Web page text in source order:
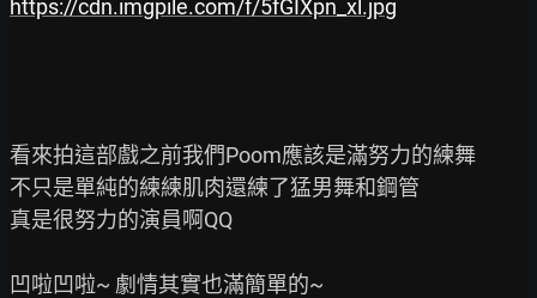
https://cdn.imgpile.com/f/5fGIXpn_xl.jpg
看來拍這部戲之前我們Poom應該是滿努力的練舞
不只是單純的練練肌肉還練了猛男舞和鋼管
真是很努力的演員啊QQ
凹啦凹啦~ 劇情其實也滿簡單的~